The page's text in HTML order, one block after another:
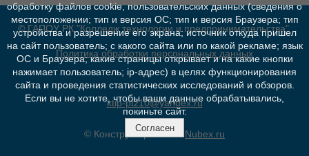
© ГАПОУ РК "Колледж технологии и предпринимательства"
Политика обработки персональных данных
ktip-ptz10@yandex.ru
© Конструктор сайтов Nubex.ru
обработку файлов cookie, пользовательских данных (сведения о
местоположении; тип и версия ОС; тип и версия Браузера; тип
устройства и разрешение его экрана; источник откуда пришел
на сайт пользователь; с какого сайта или по какой рекламе; язык
ОС и Браузера; какие страницы открывает и на какие кнопки
нажимает пользователь; ip-адрес) в целях функционирования
сайта и проведения статистических исследований и обзоров.
Если вы не хотите, чтобы ваши данные обрабатывались,
покиньте сайт.
Согласен